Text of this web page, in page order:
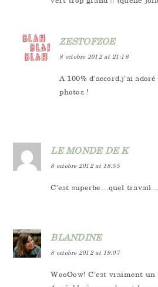
ZESTOFZOE
8 octobre 2012 at 21:16
A 100% d’accord,j’ai
photos !
LE MONDE DE K
8 octobre 2012 at 18:55
C’est superbe…quel travail…
BLANDINE
8 octobre 2012 at 19:07
WooOow! C’est vraiment